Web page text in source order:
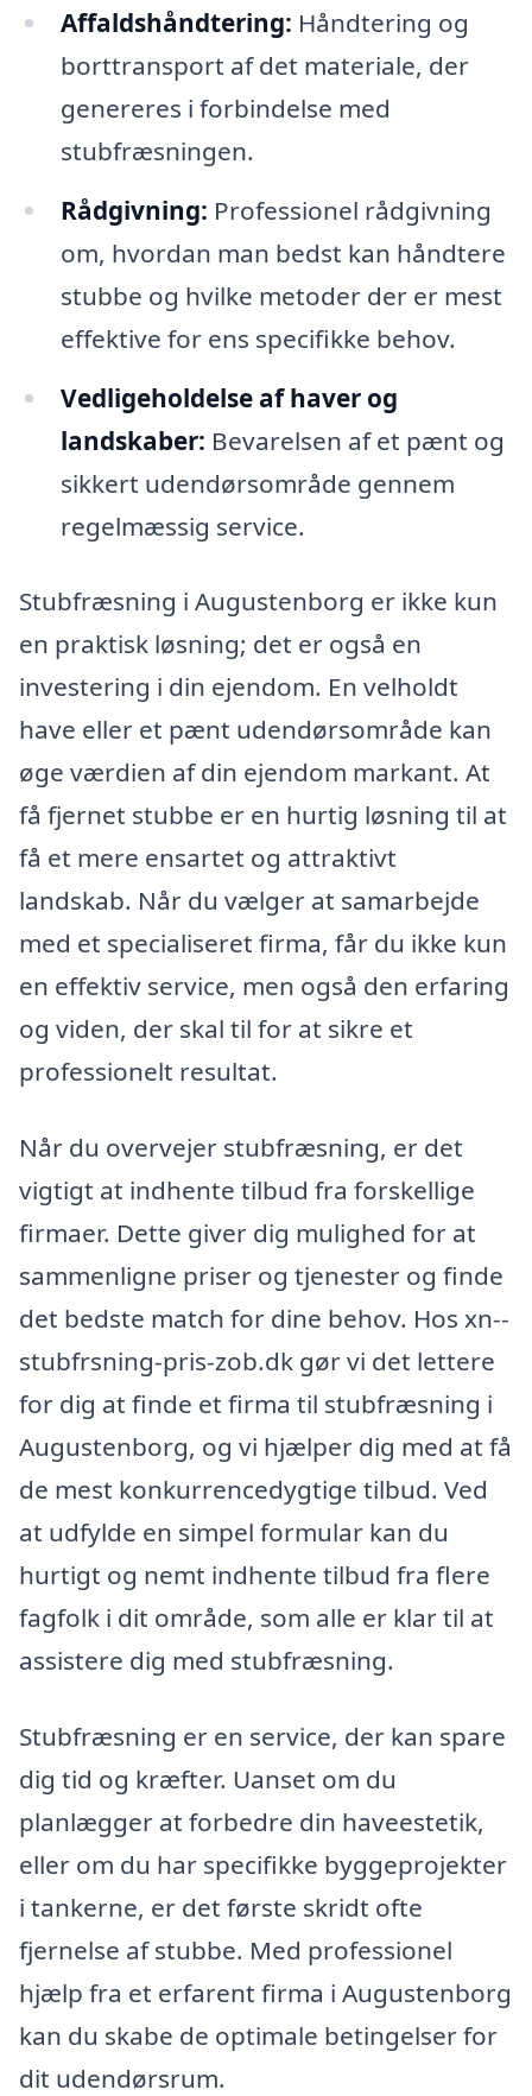
Affaldshåndtering: Håndtering og
borttransport af det materiale, der
genereres i forbindelse med
stubfræsningen.
Rådgivning: Professionel rådgivning
om, hvordan man bedst kan håndtere
stubbe og hvilke metoder der er mest
effektive for ens specifikke behov.
Vedligeholdelse af haver og
landskaber: Bevarelsen af et pænt og
sikkert udendørsområde gennem
regelmæssig service.
Stubfræsning i Augustenborg er ikke kun
en praktisk løsning; det er også en
investering i din ejendom. En velholdt
have eller et pænt udendørsområde kan
øge værdien af din ejendom markant. At
få fjernet stubbe er en hurtig løsning til at
få et mere ensartet og attraktivt
landskab. Når du vælger at samarbejde
med et specialiseret firma, får du ikke kun
en effektiv service, men også den erfaring
og viden, der skal til for at sikre et
professionelt resultat.
Når du overvejer stubfræsning, er det
vigtigt at indhente tilbud fra forskellige
firmaer. Dette giver dig mulighed for at
sammenligne priser og tjenester og finde
det bedste match for dine behov. Hos xn--
stubfrsning-pris-zob.dk gør vi det lettere
for dig at finde et firma til stubfræsning i
Augustenborg, og vi hjælper dig med at få
de mest konkurrencedygtige tilbud. Ved
at udfylde en simpel formular kan du
hurtigt og nemt indhente tilbud fra flere
fagfolk i dit område, som alle er klar til at
assistere dig med stubfræsning.
Stubfræsning er en service, der kan spare
dig tid og kræfter. Uanset om du
planlægger at forbedre din haveestetik,
eller om du har specifikke byggeprojekter
i tankerne, er det første skridt ofte
fjernelse af stubbe. Med professionel
hjælp fra et erfarent firma i Augustenborg
kan du skabe de optimale betingelser for
dit udendørsrum.